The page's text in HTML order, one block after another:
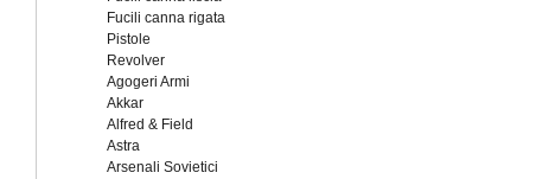
Fucili canna rigata
Pistole
Revolver
Agogeri Armi
Akkar
Alfred & Field
Astra
Arsenali Sovietici